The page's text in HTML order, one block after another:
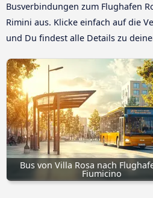
Busverbindungen zum Flughafen
Rimini aus. Klicke einfach auf die
und Du findest alle Details zu
Bus von Villa Rosa nach
Fiumicino